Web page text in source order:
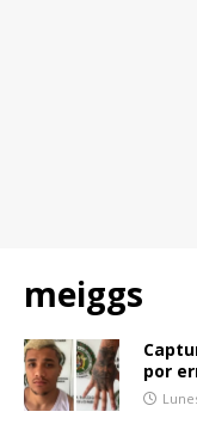
meiggs
por